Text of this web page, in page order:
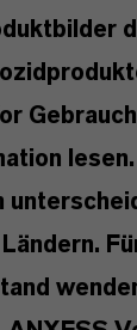
Ländern.